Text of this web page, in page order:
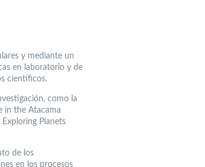
y mediante un
en laboratorio y de
científicos.
como la
in the Atacama
Planets
de los
en los procesos